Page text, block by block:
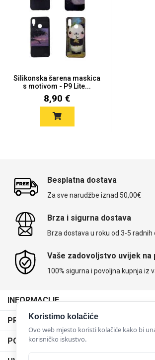
Silikonska šarena maskica
s motivom - P9 Lite...
8,90 €
Besplatna dostava
Za sve narudžbe iznad 50,00€
Brza i sigurna dostava
Brza dostava u roku od 3-5 radnih
Vaše zadovoljstvo uvijek na
100% sigurna i povoljna kupnja iz
INFORMACIJE
Maskice.hr - Web trgovina
SVIJET MASKICA d.o.o.
Aleja javora 13, 10000 Zagreb
095 5555 345
PRODAJNA MJESTA
Poslovnica Trešnjevka
Poslovnica Dubrava
PODRŠKA
Dostava
Koristimo kolačiće
Ovo web mjesto koristi kolačiće kako bi
korisničko iskustvo.
Svijet životinja
Mandale / Cvjetni
motivi
Gaming motivi
Sportski motivi Obiteljski